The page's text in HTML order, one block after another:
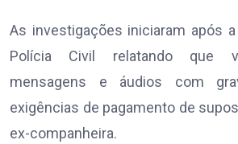
As investigações iniciaram após
Polícia Civil relatando que
mensagens e áudios com
exigências de pagamento de
ex-companheira.